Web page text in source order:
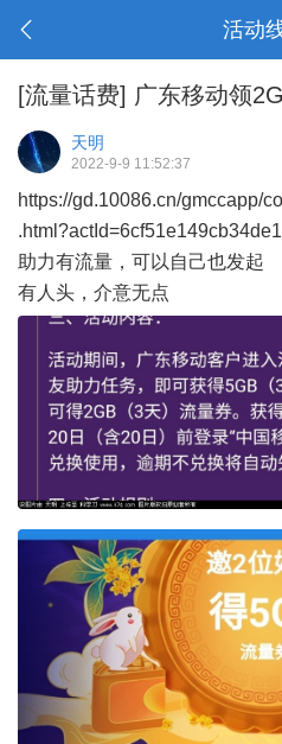
活动
[流量话费] 广东移动领
天明
2022-9-9 11:52:37
https://gd.10086.cn/gmccapp/
助力有流量，可以自己也发起
有人头，介意无点